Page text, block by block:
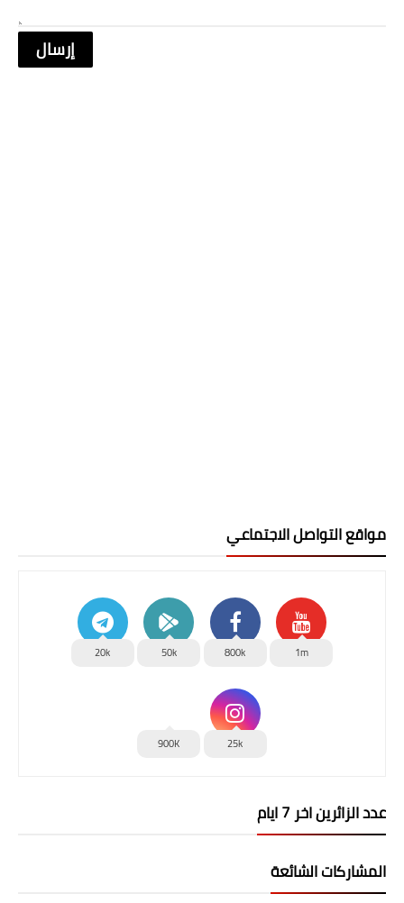
مواقع التواصل الاجتماعي
1m
800k
50k
20k
25k
900K
عدد الزائرين اخر 7 ايام
المشاركات الشائعة